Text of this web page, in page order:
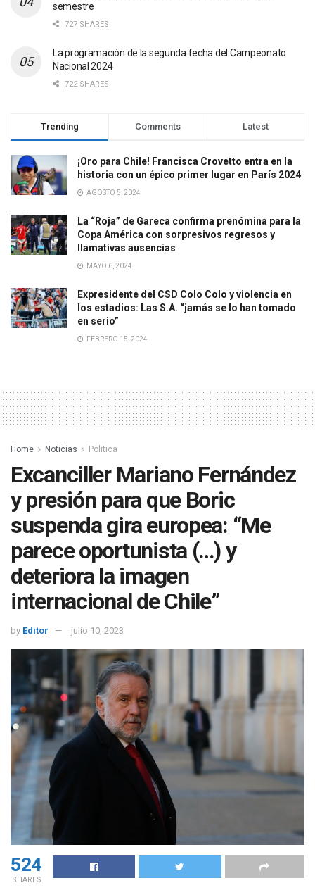
semestre
727 SHARES
La programación de la segunda fecha del Campeonato
Nacional 2024
722 SHARES
Trending Comments Latest
¡Oro para Chile! Francisca Crovetto entra en la
historia con un épico primer lugar en París 2024
AGOSTO 5, 2024
La “Roja” de Gareca confirma prenómina para la
Copa América con sorpresivos regresos y
llamativas ausencias
MAYO 6, 2024
Expresidente del CSD Colo Colo y violencia en
los estadios: Las S.A. “jamás se lo han tomado
en serio”
FEBRERO 15, 2024
Home Noticias Politica
Excanciller Mariano Fernández
y presión para que Boric
suspenda gira europea: “Me
parece oportunista (…) y
deteriora la imagen
internacional de Chile”
by Editor julio 10, 2023
524
SHARES